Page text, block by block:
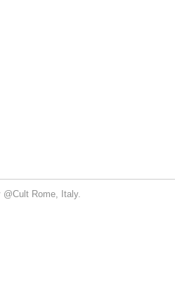
@Cult Rome, Italy.